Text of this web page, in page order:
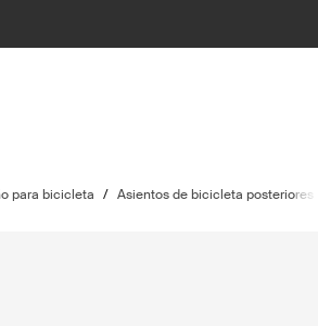
para bicicleta / Asientos de bicicleta posteriores